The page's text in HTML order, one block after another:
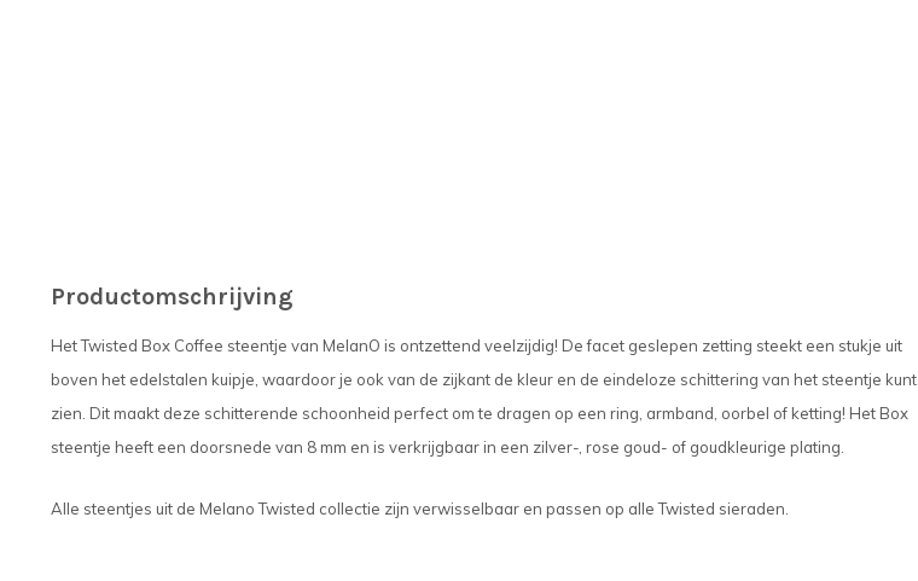
Productomschrijving
Het Twisted Box Coffee steentje van MelanO is ontzettend veelzijdig! De facet geslepen zetting steekt een stukje uit
boven het edelstalen kuipje, waardoor je ook van de zijkant de kleur en de eindeloze schittering van het steentje kunt
zien. Dit maakt deze schitterende schoonheid perfect om te dragen op een ring, armband, oorbel of ketting! Het Box
steentje heeft een doorsnede van 8 mm en is verkrijgbaar in een zilver-, rose goud- of goudkleurige plating.
Alle steentjes uit de Melano Twisted collectie zijn verwisselbaar en passen op alle Twisted sieraden.